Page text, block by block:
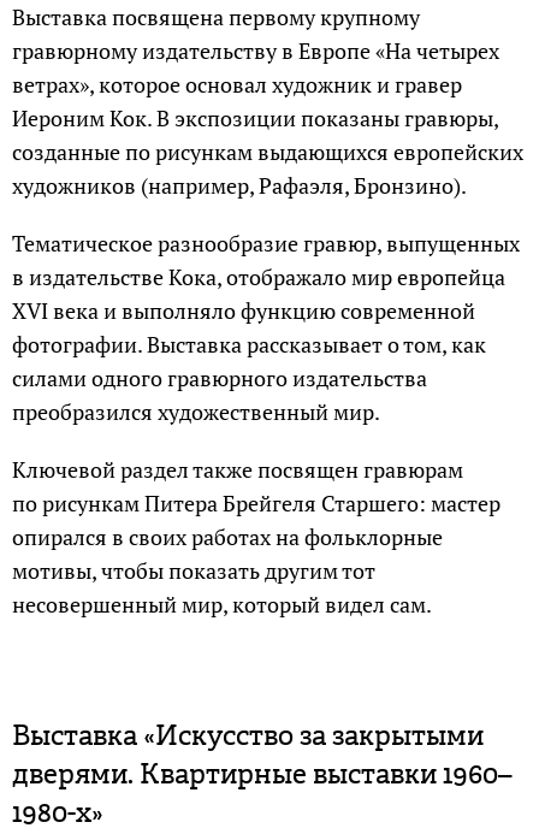
Выставка посвящена первому крупному
гравюрному издательству в Европе «На четырех
ветрах», которое основал художник и гравер
Иероним Кок. В экспозиции показаны гравюры,
созданные по рисункам выдающихся европейских
художников (например, Рафаэля, Бронзино).
Тематическое разнообразие гравюр, выпущенных
в издательстве Кока, отображало мир европейца
XVI века и выполняло функцию современной
фотографии. Выставка рассказывает о том, как
силами одного гравюрного издательства
преобразился художественный мир.
Ключевой раздел также посвящен гравюрам
по рисункам Питера Брейгеля Старшего: мастер
опирался в своих работах на фольклорные
мотивы, чтобы показать другим тот
несовершенный мир, который видел сам.
Выставка «Искусство за закрытыми
дверями. Квартирные выставки 1960–
1980-х»